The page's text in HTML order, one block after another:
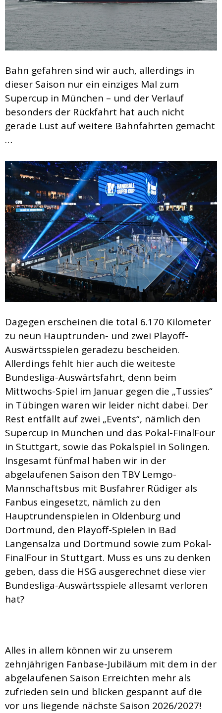
Bahn gefahren sind wir auch, allerdings in
dieser Saison nur ein einziges Mal zum
Supercup in München – und der Verlauf
besonders der Rückfahrt hat auch nicht
gerade Lust auf weitere Bahnfahrten gemacht
…
Dagegen erscheinen die total 6.170 Kilometer
zu neun Hauptrunden- und zwei Playoff-
Auswärtsspielen geradezu bescheiden.
Allerdings fehlt hier auch die weiteste
Bundesliga-Auswärtsfahrt, denn beim
Mittwochs-Spiel im Januar gegen die „Tussies“
in Tübingen waren wir leider nicht dabei. Der
Rest entfällt auf zwei „Events“, nämlich den
Supercup in München und das Pokal-FinalFour
in Stuttgart, sowie das Pokalspiel in Solingen.
Insgesamt fünfmal haben wir in der
abgelaufenen Saison den TBV Lemgo-
Mannschaftsbus mit Busfahrer Rüdiger als
Fanbus eingesetzt, nämlich zu den
Hauptrundenspielen in Oldenburg und
Dortmund, den Playoff-Spielen in Bad
Langensalza und Dortmund sowie zum Pokal-
FinalFour in Stuttgart. Muss es uns zu denken
geben, dass die HSG ausgerechnet diese vier
Bundesliga-Auswärtsspiele allesamt verloren
hat?
Alles in allem können wir zu unserem
zehnjährigen Fanbase-Jubiläum mit dem in der
abgelaufenen Saison Erreichten mehr als
zufrieden sein und blicken gespannt auf die
vor uns liegende nächste Saison 2026/2027!